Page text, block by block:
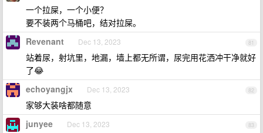
一个拉屎，一个小便？
要不装两个马桶吧，结对拉屎。
81
Revenant Dec 13, 2023
站着尿，射坑里，地漏，墙上都无所谓，尿完用花洒冲干净就好
了😂
82
echoyangjx Dec 13, 2023
家够大装啥都随意
83
junyee Dec 13, 2023